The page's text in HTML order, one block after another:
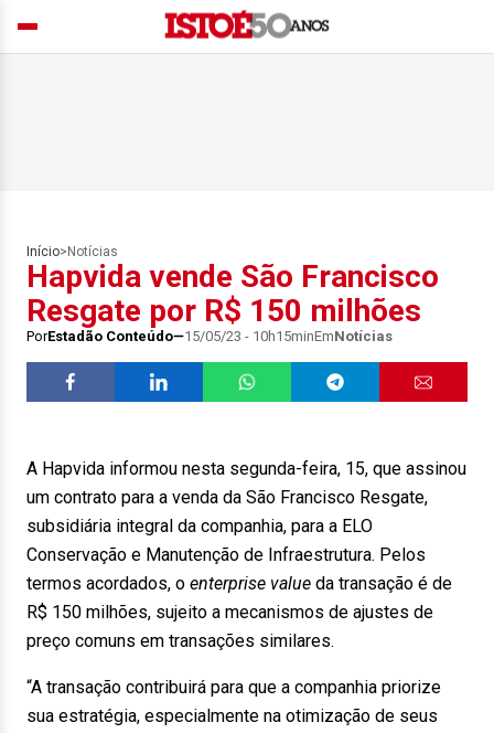
Início> Notícias
Hapvida vende São Francisco
Resgate por R$ 150 milhões
PorEstadão Conteúdo 15/05/23 - 10h15minEmNotícias
A Hapvida informou nesta segunda-feira, 15, que assinou
um contrato para a venda da São Francisco Resgate,
subsidiária integral da companhia, para a ELO
Conservação e Manutenção de Infraestrutura. Pelos
termos acordados, o enterprise value da transação é de
R$ 150 milhões, sujeito a mecanismos de ajustes de
preço comuns em transações similares.
“A transação contribuirá para que a companhia priorize
sua estratégia, especialmente na otimização de seus